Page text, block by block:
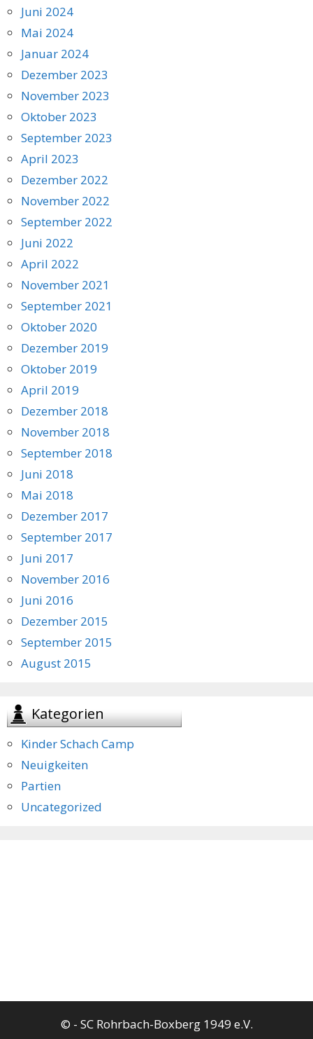
Juni 2024
Mai 2024
Januar 2024
Dezember 2023
November 2023
Oktober 2023
September 2023
April 2023
Dezember 2022
November 2022
September 2022
Juni 2022
April 2022
November 2021
September 2021
Oktober 2020
Dezember 2019
Oktober 2019
April 2019
Dezember 2018
November 2018
September 2018
Juni 2018
Mai 2018
Dezember 2017
September 2017
Juni 2017
November 2016
Juni 2016
Dezember 2015
September 2015
August 2015
Kategorien
Kinder Schach Camp
Neuigkeiten
Partien
Uncategorized
© - SC Rohrbach-Boxberg 1949 e.V.